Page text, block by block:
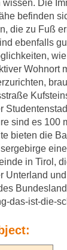
Die
befinden
die zu Fuß
ebenfalls
Wohnort
sind es 100
bieten die
in Tirol,
Unterland
das-ist-die-